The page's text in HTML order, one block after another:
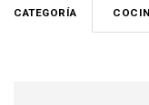
CATEGORÍA